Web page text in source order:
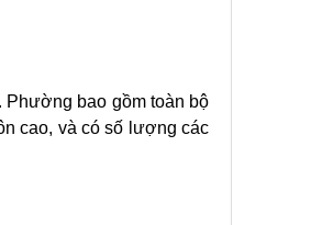
Phường bao gồm toàn bộ
cao, và có số lượng các